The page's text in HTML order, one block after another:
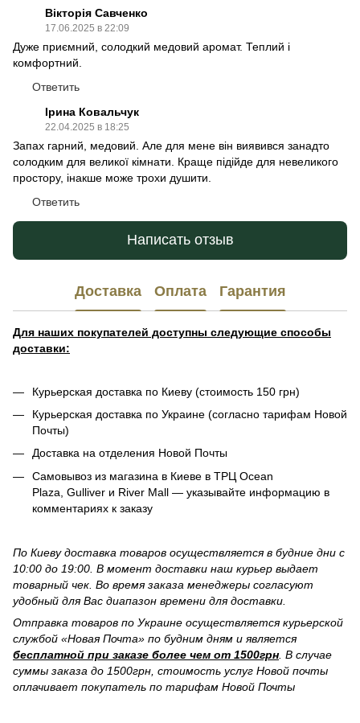
Вікторія Савченко
17.06.2025 в 22:09
Дуже приємний, солодкий медовий аромат. Теплий і
комфортний.
Ответить
Ірина Ковальчук
22.04.2025 в 18:25
Запах гарний, медовий. Але для мене він виявився занадто
солодким для великої кімнати. Краще підійде для невеликого
простору, інакше може трохи душити.
Ответить
Написать отзыв
Доставка Оплата Гарантия
Для наших покупателей доступны следующие способы
доставки:
Курьерская доставка по Киеву (стоимость 150 грн)
Курьерская доставка по Украине (согласно тарифам Новой
Почты)
Доставка на отделения Новой Почты
Самовывоз из магазина в Киеве в ТРЦ Ocean
Plaza, Gulliver и River Mall — указывайте информацию в
комментариях к заказу
По Киеву доставка товаров осуществляется в будние дни с
10:00 до 19:00. В момент доставки наш курьер выдает
товарный чек. Во время заказа менеджеры согласуют
удобный для Вас диапазон времени для доставки.
Отправка товаров по Украине осуществляется курьерской
службой «Новая Почта» по будним дням и является
бесплатной при заказе более чем от 1500грн . В случае
суммы заказа до 1500грн, стоимость услуг Новой почты
оплачивает покупатель по тарифам Новой Почты